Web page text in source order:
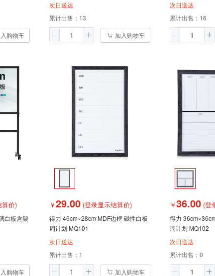
购物车
次日送达
累计出售： 13
加入购物车
次日送达
累计出售： 16
算价)
白板含架
购物车
￥29.00 (登录显示结算价)
得力 46cm×28cm MDF边框 磁性白板
周计划 MQ101
次日送达
累计出售： 1
加入购物车
￥36.00 (登
得力
周计划 MQ102
次日送达
累计出售： 0